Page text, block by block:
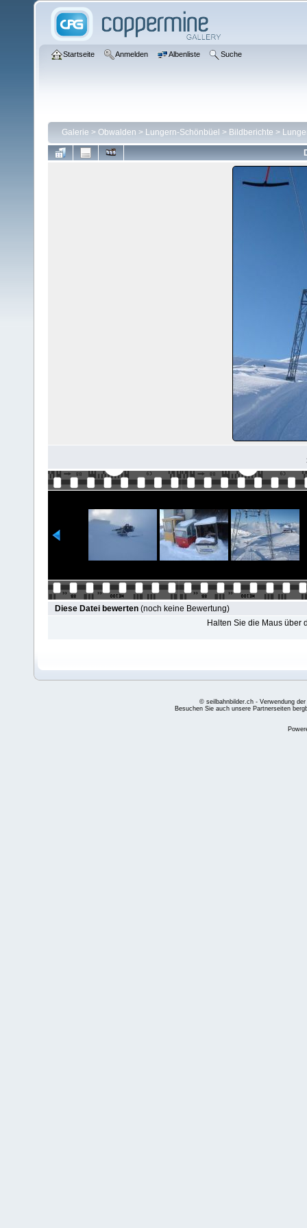
Startseite Anmelden Albenliste Suche
Galerie > Obwalden > Lungern-Schönbüel > Bildberichte >
Diese Datei bewerten (noch keine Bewertung)
Halten Sie die Maus über
© seilbahnbilder.ch - Verwendung
Besuchen Sie auch unsere Partnerseiten